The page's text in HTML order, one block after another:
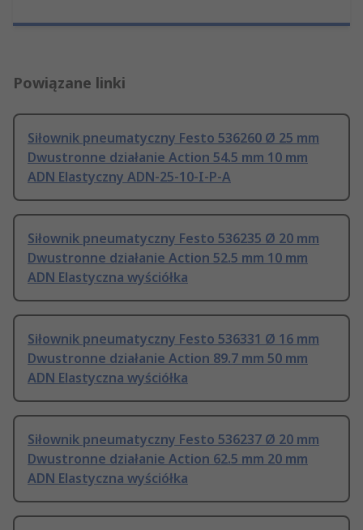
Powiązane linki
Siłownik pneumatyczny Festo 536260 Ø 25 mm
Dwustronne działanie Action 54.5 mm 10 mm
ADN Elastyczny ADN-25-10-I-P-A
Siłownik pneumatyczny Festo 536235 Ø 20 mm
Dwustronne działanie Action 52.5 mm 10 mm
ADN Elastyczna wyściółka
Siłownik pneumatyczny Festo 536331 Ø 16 mm
Dwustronne działanie Action 89.7 mm 50 mm
ADN Elastyczna wyściółka
Siłownik pneumatyczny Festo 536237 Ø 20 mm
Dwustronne działanie Action 62.5 mm 20 mm
ADN Elastyczna wyściółka